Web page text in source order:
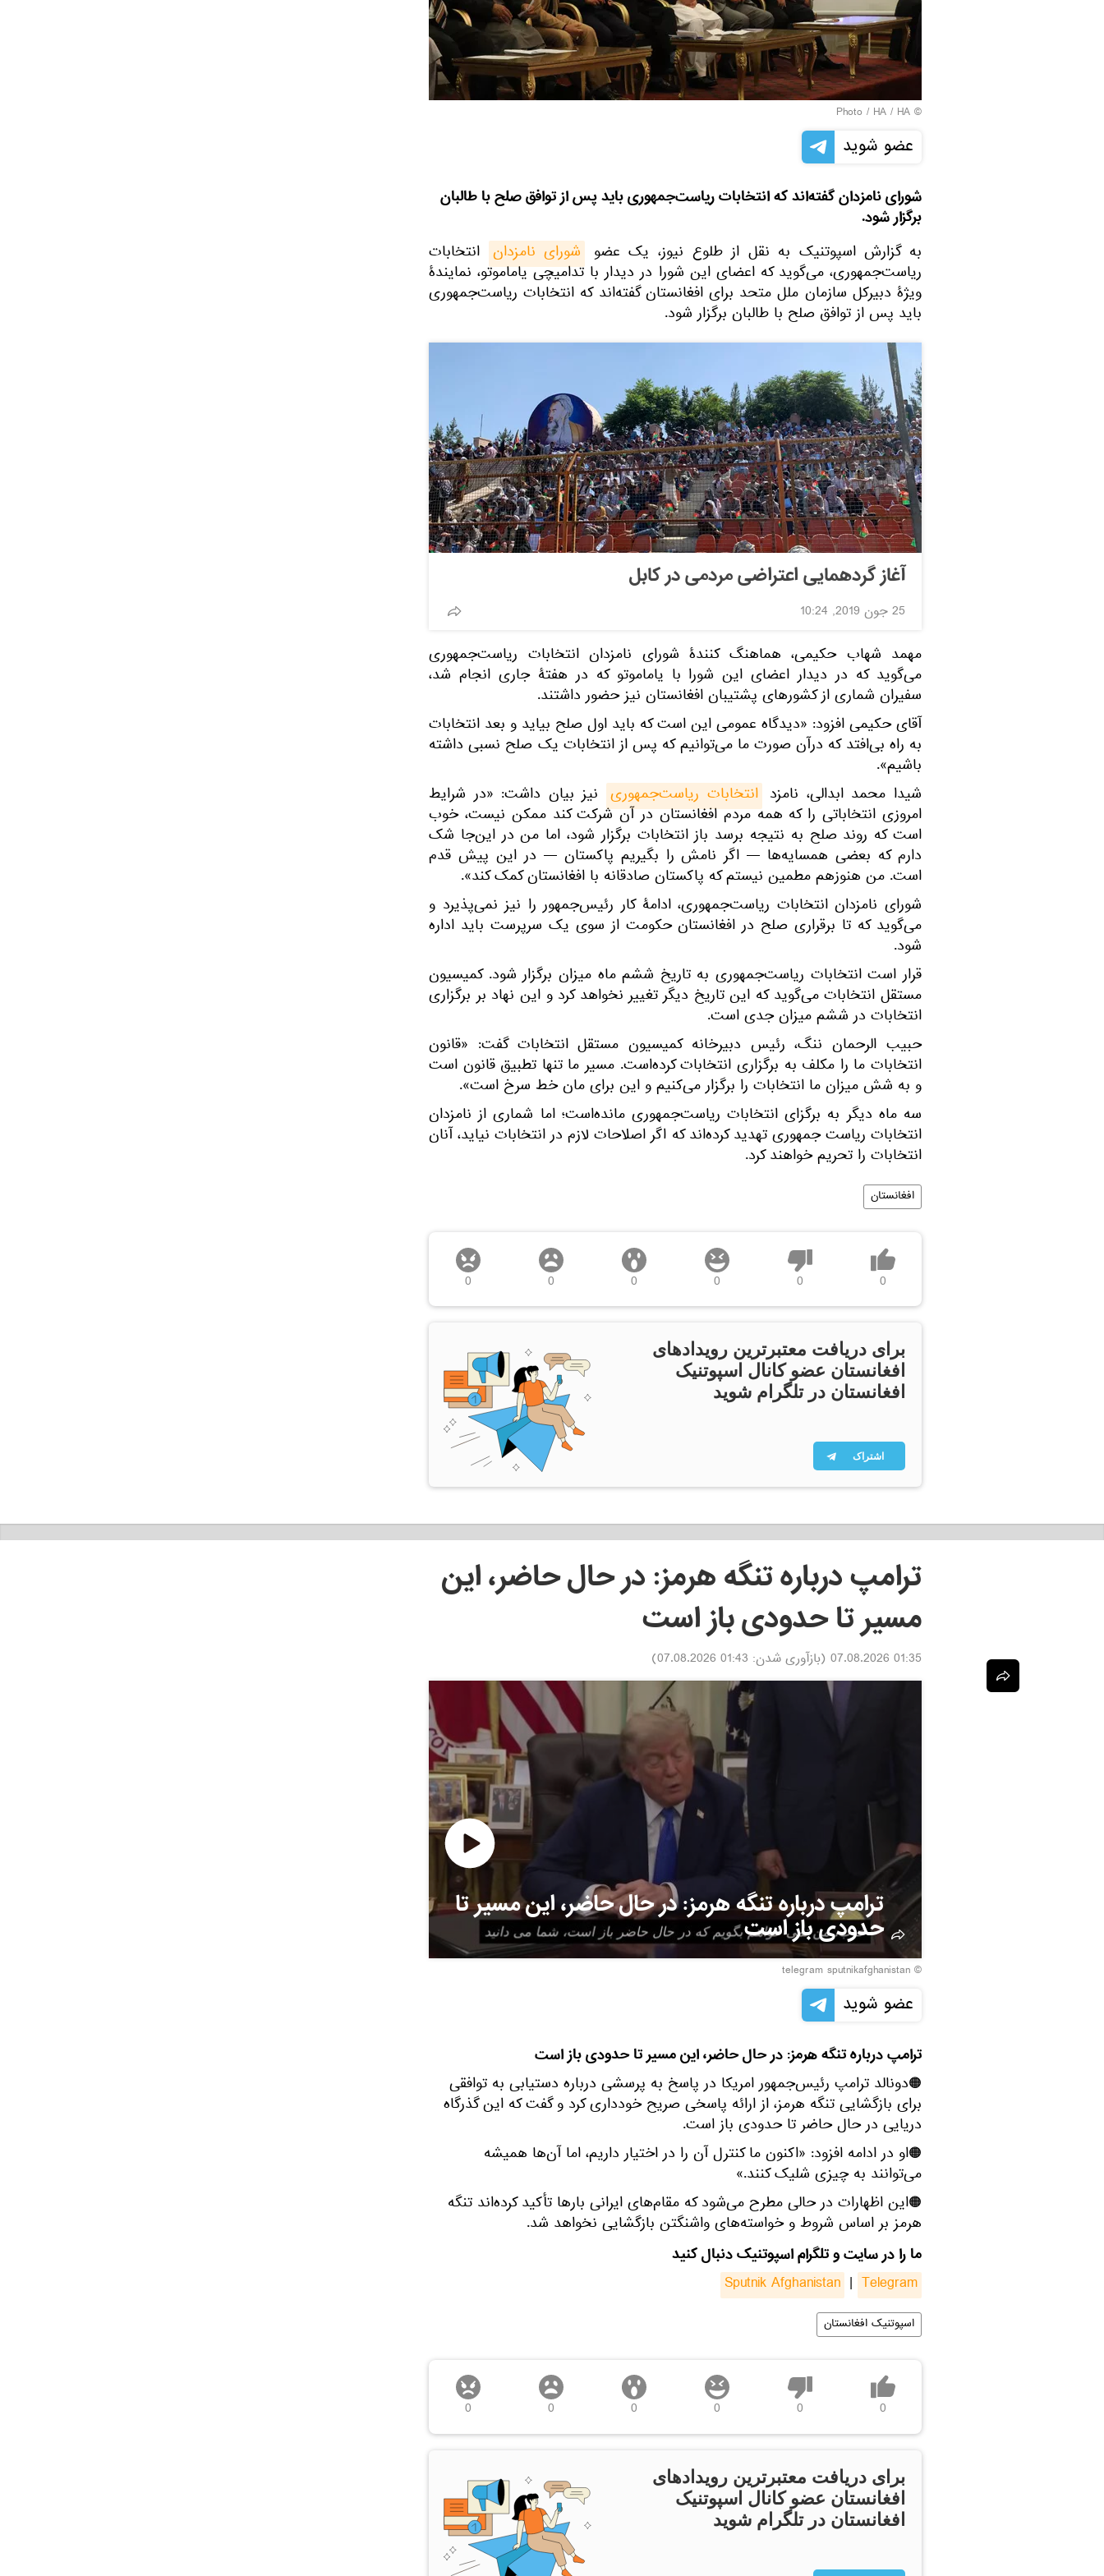
© Photo /
HA / HA
عضو شوید
شورای نامزدان گفته‌اند که انتخابات ریاست‌جمهوری باید پس از توافق صلح با طالبان
برگزار شود.
به گزارش اسپوتنیک به نقل از طلوع نیوز، یک عضو شورای نامزدان انتخابات
ریاست‌جمهوری، می‌گوید که اعضای این شورا در دیدار با تدامیچی یاماموتو، نمایندۀ
ویژۀ دبیرکل سازمان ملل متحد برای افغانستان گفته‌اند که انتخابات ریاست‌جمهوری
باید پس از توافق صلح با طالبان برگزار شود.
آغاز گردهمایی اعتراضی مردمی در کابل
25 جون 2019, 10:24
مهمد شهاب حکیمی، هماهنگ کنندۀ شورای نامزدان انتخابات ریاست‌جمهوری
می‌گوید که در دیدار اعضای این شورا با یاماموتو که در هفتۀ جاری انجام شد،
سفیران شماری از کشورهای پشتیبان افغانستان نیز حضور داشتند.
آقای حکیمی افزود: «دیدگاه عمومی این است که باید اول صلح بیاید و بعد انتخابات
به راه بی‌افتد که درآن صورت ما می‌توانیم که پس از انتخابات یک صلح نسبی داشته
باشیم».
شیدا محمد ابدالی، نامزد انتخابات ریاست‌جمهوری نیز بیان داشت: «در شرایط
امروزی انتخاباتی را که همه مردم افغانستان در آن شرکت کند ممکن نیست، خوب
است که روند صلح به نتیجه برسد باز انتخابات برگزار شود، اما من در این‌جا شک
دارم که بعضی همسایه‌ها — اگر نامش را بگیریم پاکستان — در این پیش قدم
است. من هنوزهم مطمین نیستم که پاکستان صادقانه با افغانستان کمک کند».
شورای نامزدان انتخابات ریاست‌جمهوری، ادامۀ کار رئیس‌جمهور را نیز نمی‌پذیرد و
می‌گوید که تا برقراری صلح در افغانستان حکومت از سوی یک سرپرست باید اداره
شود.
قرار است انتخابات ریاست‌جمهوری به تاریخ ششم ماه میزان برگزار شود. کمیسیون
مستقل انتخابات می‌گوید که این تاریخ دیگر تغییر نخواهد کرد و این نهاد بر برگزاری
انتخابات در ششم میزان جدی است.
حبیب الرحمان ننگ، رئیس دبیرخانه کمیسیون مستقل انتخابات گفت: «قانون
انتخابات ما را مکلف به برگزاری انتخابات کرده‌است. مسیر ما تنها تطبیق قانون است
و به شش میزان ما انتخابات را برگزار می‌کنیم و این برای مان خط سرخ است».
سه ماه دیگر به برگزای انتخابات ریاست‌جمهوری مانده‌است؛ اما شماری از نامزدان
انتخابات ریاست جمهوری تهدید کرده‌اند که اگر اصلاحات لازم در انتخابات نیاید، آنان
انتخابات را تحریم خواهند کرد.
افغانستان
0
0
0
0
0
0
برای دریافت معتبرترین رویدادهای
افغانستان عضو کانال اسپوتنیک
افغانستان در تلگرام شوید
اشتراک
ترامپ درباره تنگه هرمز: در حال حاضر، این
مسیر تا حدودی باز است
01:35 07.08.2026 (بازآوری شدن: 01:43 07.08.2026
)
ترامپ درباره تنگه هرمز: در حال حاضر، این مسیر تا
حدودی باز است
© telegram sputnikafghanistan
عضو شوید
ترامپ درباره تنگه هرمز: در حال حاضر، این مسیر تا حدودی باز است
🟠دونالد ترامپ رئیس‌جمهور امریکا در پاسخ به پرسشی درباره دستیابی به توافقی
برای بازگشایی تنگه هرمز، از ارائه پاسخی صریح خودداری کرد و گفت که این گذرگاه
دریایی در حال حاضر تا حدودی باز است.
🟠او در ادامه افزود: «اکنون ما کنترل آن را در اختیار داریم، اما آن‌ها همیشه
می‌توانند به چیزی شلیک کنند.»
🟠این اظهارات در حالی مطرح می‌شود که مقام‌های ایرانی بارها تأکید کرده‌اند تنگه
هرمز بر اساس شروط و خواسته‌های واشنگتن بازگشایی نخواهد شد.
ما را در سایت و تلگرام اسپوتنیک دنبال کنید
Sputnik Afghanistan | Telegram
اسپوتنیک افغانستان
0
0
0
0
0
0
برای دریافت معتبرترین رویدادهای
افغانستان عضو کانال اسپوتنیک
افغانستان در تلگرام شوید